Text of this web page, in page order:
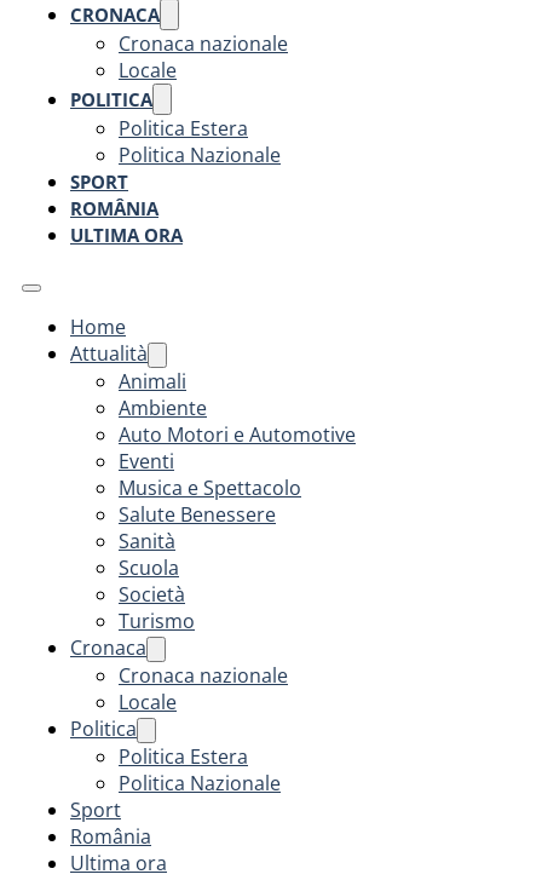
CRONACA
Cronaca nazionale
Locale
POLITICA
Politica Estera
Politica Nazionale
SPORT
ROMÂNIA
ULTIMA ORA
Home
Attualità
Animali
Ambiente
Auto Motori e Automotive
Eventi
Musica e Spettacolo
Salute Benessere
Sanità
Scuola
Società
Turismo
Cronaca
Cronaca nazionale
Locale
Politica
Politica Estera
Politica Nazionale
Sport
România
Ultima ora